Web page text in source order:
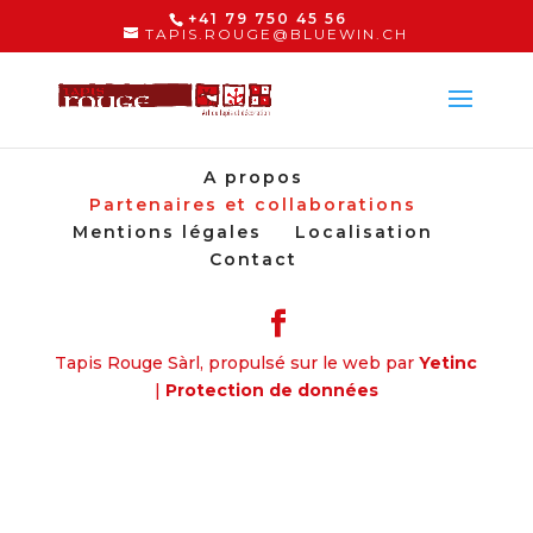
+41 79 750 45 56
TAPIS.ROUGE@BLUEWIN.CH
A propos
Partenaires et collaborations
Mentions légales
Localisation
Contact
Tapis Rouge Sàrl, propulsé sur le web parYetinc
| Protection de données